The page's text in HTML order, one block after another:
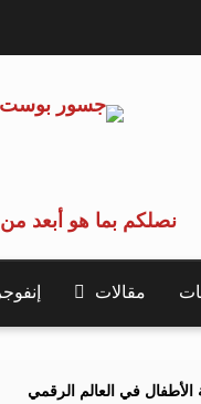
نصلكم بما هو أبعد
مقالات
الأطفال في العالم الرقمي